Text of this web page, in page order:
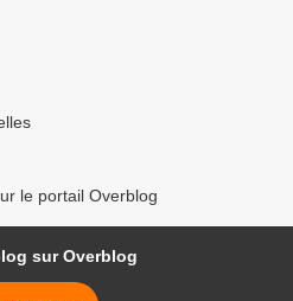
le portail Overblog
sur Overblog